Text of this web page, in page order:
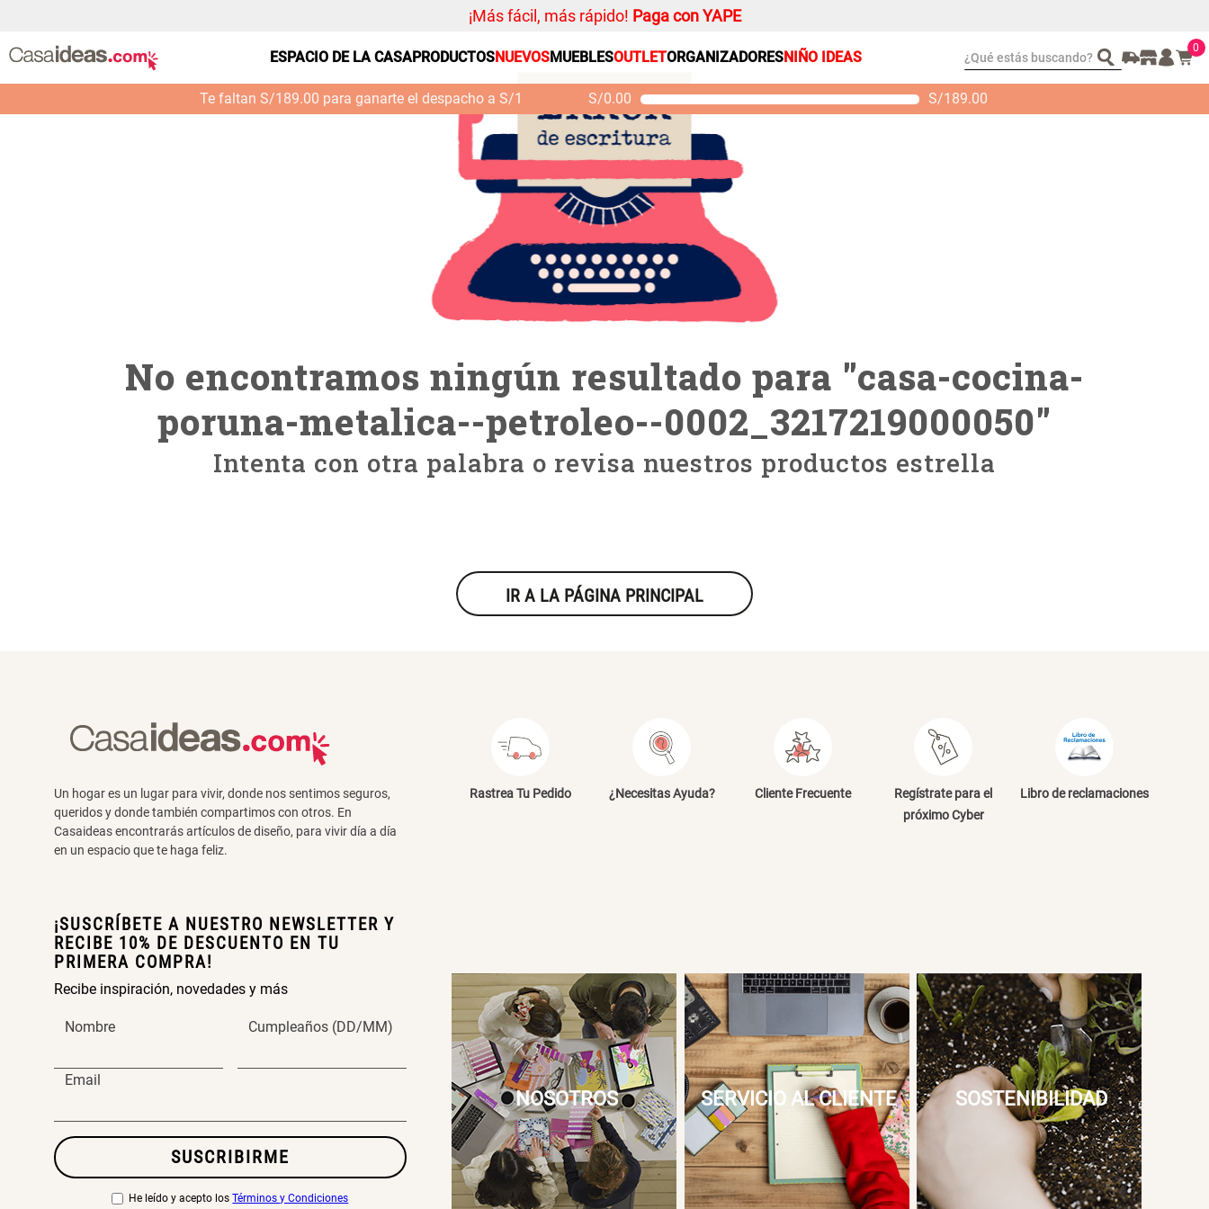
¡Más fácil, más rápido! Paga con YAPE
ESPACIO DE LA CASAPRODUCTOSNUEVOSMUEBLESOUTLETORGANIZADORESNIÑO IDEAS ¿Qué estás buscando? 0
Te faltan S/189.00 para ganarte el despacho a S/1 S/0.00 S/189.00
casa-cocina-poruna-metalica--petroleo--0002_3217219000050
No encontramos ningún resultado para "casa-cocina-
poruna-metalica--petroleo--0002_3217219000050"
Intenta con otra palabra o revisa nuestros productos estrella
IR A LA PÁGINA PRINCIPAL
Un hogar es un lugar para vivir, donde nos sentimos seguros,
queridos y donde también compartimos con otros. En
Casaideas encontrarás artículos de diseño, para vivir día a día
en un espacio que te haga feliz.
¡SUSCRÍBETE A NUESTRO NEWSLETTER Y
RECIBE 10% DE DESCUENTO EN TU
PRIMERA COMPRA!
Recibe inspiración, novedades y más
Nombre Cumpleaños (DD/MM)
Email
SUSCRIBIRME
He leído y acepto los Términos y Condiciones
Rastrea Tu Pedido ¿Necesitas Ayuda? Cliente Frecuente
Regístrate para el
próximo Cyber
Libro de reclamaciones
NOSOTROS SERVICIO AL CLIENTE SOSTENIBILIDAD
Organizador
Cojin
Alfombra
Niños
Almohada
Mantel
Sabanas
Platos
Individuales
Mueble MDF y Madera
Bambú Inodoro con
Puerta 65x28x171 cm
S/ 349.00S/ 261.00